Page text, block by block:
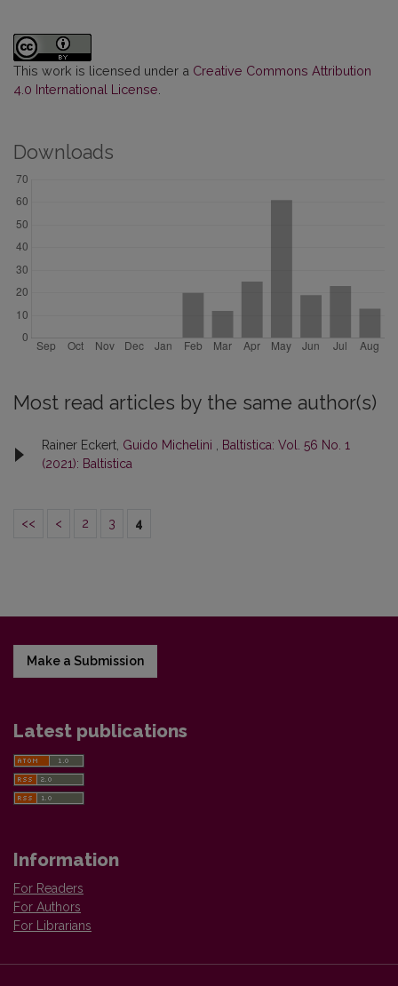
This work is licensed under a Creative Commons Attribution
4.0 International License
Downloads
Most read articles by the same author(s)
Rainer Eckert, Guido Michelini
Baltistica: Vol. 56 No. 1
(2021): Baltistica
<< < 2 3 4
Make a Submission
Latest publications
Information
For Readers
For Authors
For Librarians